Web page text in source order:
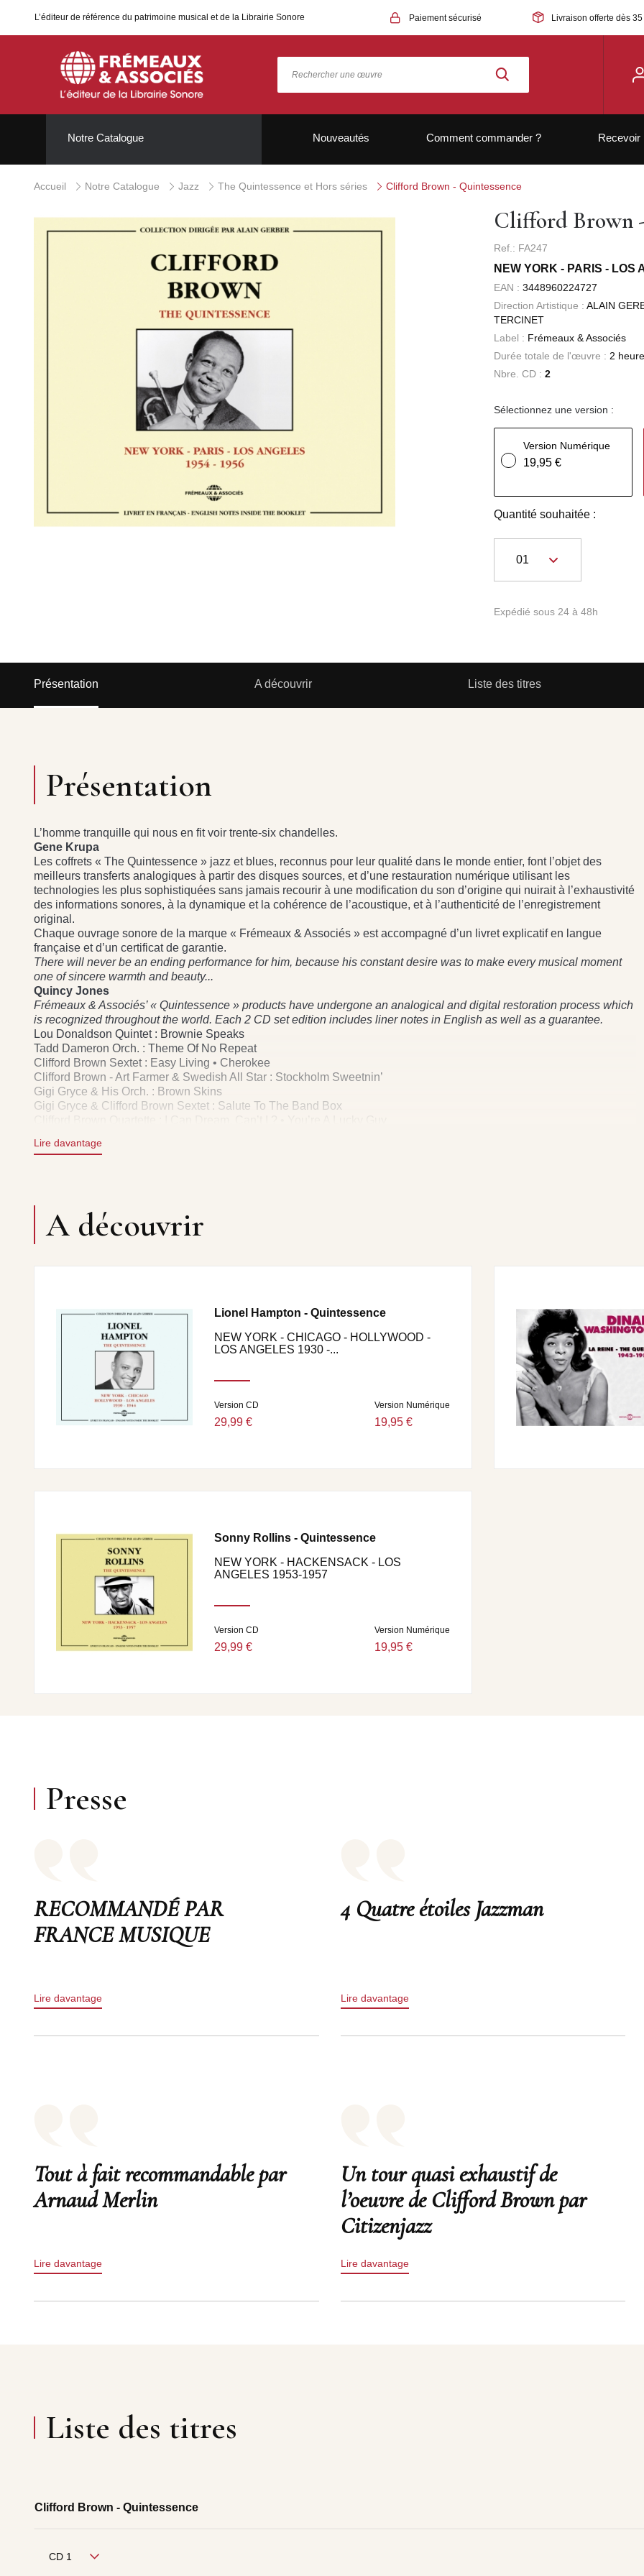
L’éditeur de référence du patrimoine musical et de la Librairie Sonore Paiement sécurisé Livraison offerte dès
Notre Catalogue Nouveautés Comment commander ? Recevoir
Accueil Notre Catalogue Jazz The Quintessence et Hors séries Clifford Brown - Quintessence
Clifford Brown
Ref.: FA247
NEW YORK - PARIS - LOS
EAN : 3448960224727
Direction Artistique : ALAIN
TERCINET
Label : Frémeaux & Associés
Durée totale de l'œuvre : 2
Nbre. CD : 2
Sélectionnez une version :
Version Numérique
19,95 €
Quantité souhaitée :
Expédié sous 24 à 48h
Présentation A découvrir Liste des titres
Présentation
L’homme tranquille qui nous en fit voir trente-six chandelles.
Gene Krupa
Les coffrets « The Quintessence » jazz et blues, reconnus pour leur qualité dans le monde entier, font l’objet des
meilleurs transferts analogiques à partir des disques sources, et d’une restauration numérique utilisant les
technologies les plus sophistiquées sans jamais recourir à une modification du son d’origine qui nuirait à l’exhaustivité
des informations sonores, à la dynamique et la cohérence de l’acoustique, et à l’authenticité de l’enregistrement
original.
Chaque ouvrage sonore de la marque « Frémeaux & Associés » est accompagné d’un livret explicatif en langue
française et d’un certificat de garantie.
There will never be an ending performance for him, because his constant desire was to make every musical moment
one of sincere warmth and beauty...
Quincy Jones
Frémeaux & Associés’ « Quintessence » products have undergone an analogical and digital restoration process which
is recognized throughout the world. Each 2 CD set edition includes liner notes in English as well as a guarantee.
Lou Donaldson Quintet : Brownie Speaks
Tadd Dameron Orch. : Theme Of No Repeat
Clifford Brown Sextet : Easy Living • Cherokee
Clifford Brown - Art Farmer & Swedish All Star : Stockholm Sweetnin’
Gigi Gryce & His Orch. : Brown Skins
Gigi Gryce & Clifford Brown Sextet : Salute To The Band Box
Max Roach & Clifford Brown Group : Tenderly
Clifford Brown - Max Roach Quintet : Jor-Du • I Get A Kick Out Of You
Sarah Vaughan With Clifford Brown : September Song
Helen Merrill With The Quincy Jones Orch. : Falling In Love With Love
Lire davantage
A découvrir
Lionel Hampton - Quintessence
NEW YORK - CHICAGO - HOLLYWOOD -
LOS ANGELES 1930 -...
Version CD
29,99 €
Version Numérique
19,95 €
Sonny Rollins - Quintessence
NEW YORK - HACKENSACK - LOS
ANGELES 1953-1957
Version CD
29,99 €
Version Numérique
19,95 €
Presse
RECOMMANDÉ PAR
FRANCE MUSIQUE
Lire davantage
4 Quatre étoiles Jazzman
Lire davantage
Tout à fait recommandable par
Arnaud Merlin
Lire davantage
Un tour quasi exhaustif de
l’oeuvre de Clifford Brown par
Citizenjazz
Lire davantage
Liste des titres
Clifford Brown - Quintessence
CD 1